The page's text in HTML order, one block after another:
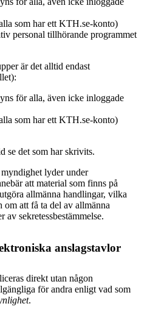
som har ett KTH.se-konto)
personal tillhörande programmet
är det alltid endast
för alla, även icke inloggade
som har ett KTH.se-konto)
se det som har skrivits.
lyder under
att material som finns på
allmänna handlingar, vilka
om att få ta del av allmänna
sekretessbestämmelse.
anslagstavlor
direkt utan någon
för andra enligt vad som
.